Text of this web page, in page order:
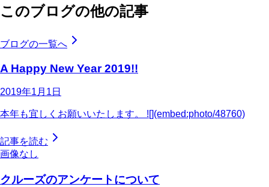
このブログの他の記事
ブログの一覧へ
A Happy New Year 2019!!
2019年1月1日
本年も宜しくお願いいたします。 ![](embed:photo/48760)
記事を読む
画像なし
クルーズのアンケートについて